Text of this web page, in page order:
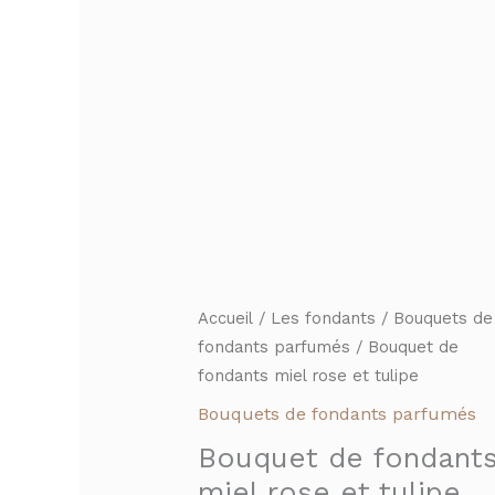
Accueil/ Les fondants / Bouquets de
fondants parfumés / Bouquet de
fondants miel rose et tulipe
Bouquets de fondants parfumés
Bouquet de